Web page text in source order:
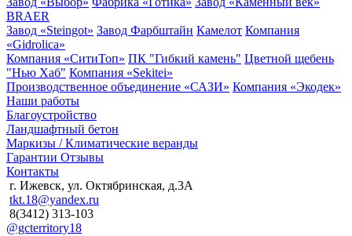
BRAER
Завод «Steingot» Завод Фарбштайн Камелот Компания
«Gidrolica»
Компания «СитиТоп» ПК "Гибкий камень" Цветной щебень
"Нью Хаб" Компания «Sekitei»
Производственное объединение «САЗИ» Компания «Экодек»
Наши работы
Благоустройство
Ландшафтный бетон
Маркизы / Климатические веранды
Гарантии Отзывы
Контакты
г. Ижевск, ул. Октябринская, д.3А
tkt.18@yandex.ru
8(3412) 313-103
@gcterritory18